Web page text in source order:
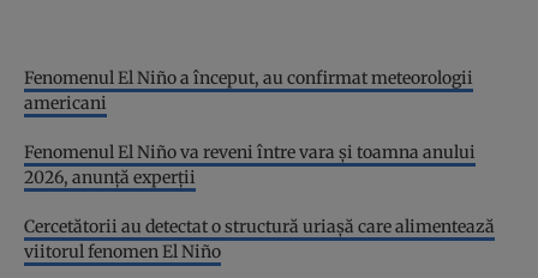
Fenomenul El Niño a început, au confirmat meteorologii
americani
Fenomenul El Niño va reveni între vara și toamna anului
2026, anunță experții
Cercetătorii au detectat o structură uriașă care alimentează
viitorul fenomen El Niño